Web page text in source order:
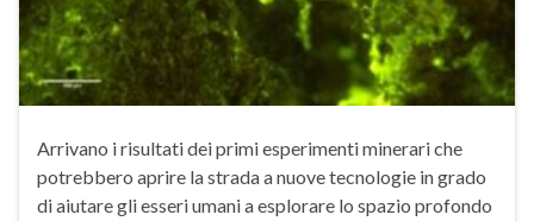
Arrivano i risultati dei primi esperimenti minerari che
potrebbero aprire la strada a nuove tecnologie in grado
di aiutare gli esseri umani a esplorare lo spazio profondo